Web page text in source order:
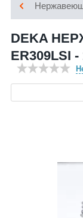
DEKA
ER309LSI -